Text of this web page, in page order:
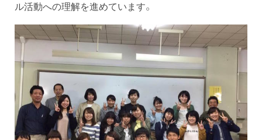
ル活動への理解を進めています。